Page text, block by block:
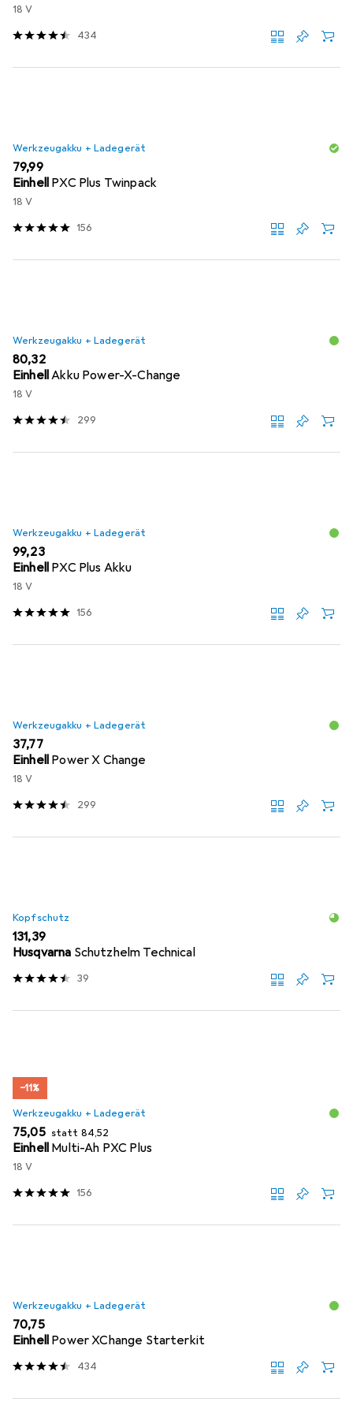
18 V
434
Werkzeugakku + Ladegerät
EUR
79,99
Einhell PXC Plus Twinpack
18 V
156
Werkzeugakku + Ladegerät
EUR
80,32
EinhellAkku Power-X-Change
18 V
299
Werkzeugakku + Ladegerät
EUR
99,23
Einhell PXC Plus Akku
18 V
156
Werkzeugakku + Ladegerät
EUR
37,77
Einhell Power X Change
18 V
299
Kopfschutz
EUR
131,39
Husqvarna Schutzhelm Technical
39
−11%
Werkzeugakku + Ladegerät
EUR
75,05 statt EUR
84,52
Einhell Multi-Ah PXC Plus
18 V
156
Werkzeugakku + Ladegerät
EUR
70,75
Einhell Power XChange Starterkit
434